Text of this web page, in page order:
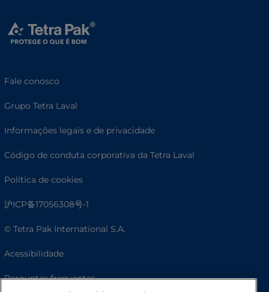
Fale conosco
Grupo Tetra Laval
Informações legais e de privacidade
Código de conduta corporativa da Tetra Laval
Política de cookies
沪ICP备17056308号-1
© Tetra Pak International S.A.
Acessibilidade
Perguntas frequentes